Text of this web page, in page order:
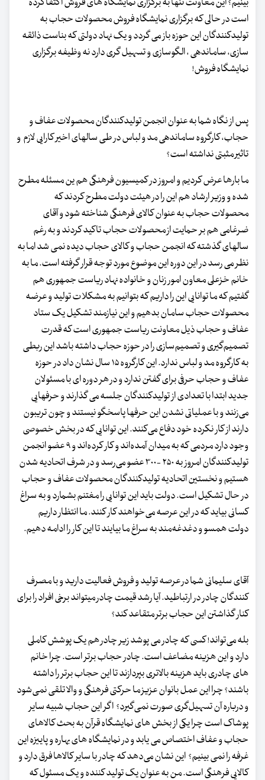
است در حالی که برگزاری نمایشگاه فروش محصولات حجاب به
تولیدکنندگان این حوزه باز می گردد و یک نهاد دولتی که بناست ذائقه
سازی، ساماندهی ، الگوسازی و تسهیل گری دارد نه وظیفه برگزاری
نمایشگاه فروش!
پس از نگاه شما به عنوان انجمن تولیدکنندگان محصولات عفاف و
حجاب، کارگروه ساماندهی مد و لباس در طی سالهای اخیر کارایی لازم و
تاثیر مثبتی نداشته است؟
ما بارها عرض کردیم و امروز در کمیسیون فرهنگی هم ین مسئله مطرح
شده و وزیر ارشاد هم این را در هیئت دولت مطرح کردند که
محصولات حجاب به عنوان کالای فرهنگی شناخته شود و آقای
ضرغامی هم بر حمایت از محصولات حجاب تاکید کردند و به رغم
سالهای گذشته که انجمن حجاب و کالای حجاب دیده نمی شد اما به
نظر می رسد در این دوره این موضوع مورد توجه قرار گرفته است. ما به
خانم خزعلی معاون امور زنان و خانواده نهاد ریاست جمهوری هم
گفتیم که ما توانایی این را داریم که بتوانیم به مشکلات تولید و عرضه
محصولات حجاب سامان بدهیم و این نیازمند تشکیل یک ستاد
عفاف و حجاب ذیل معاونت ریاست جمهوری است که قدرت
تصمیم‌گیری و تصمیم‌سازی را در حوزه حجاب داشته باشد این ربطی
به کارگروه مد و لباس ندارد. این کارگروه ۱۵ سال نشان داد در حوزه
عفاف و حجاب حرفی برای گفتن ندارد و در هر دوره ای با مسئولان
جدید ابتدا با تعدادی از تولیدکنندگان جلسه می گذارند و حرفهایی
می‌زنند و با عملیاتی نشدن این حرفها پاسخگو نیستند و چون تریبون
دارند از کار نکرده خود دفاع می‌کنند. این توانایی که در بخش خصوصی
وجود دارد مردمی که به میدان آمده‌اند و کار کرده‌اند و ۹ عضو انجمن
تولیدکنندگان امروز به ۲۵۰ -۳۰۰ عضو می‌رسد و در شرف اتحادیه شدن
هستیم و نخستین اتحادیه تولیدکنندگان محصولات عفاف و حجاب
در حال تشکیل است. دولت باید این توانایی را مغتنم بشمارد و به سراغ
کسانی بیاید که در این عرصه می‌خواهند کار کنند. ما انتظار داریم
دولت همسو و دغدغه‌مند به سراغ ما بیایند تا این کار را ادامه دهیم.
آقای سلیمانی شما در عرصه تولید و فروش فعالیت دارید و با مصرف
کنندگان چادر در ارتباطید. آیا رشد قیمت چادر میتواند برخی افراد را برای
کنار گذاشتن این حجاب برتر متقاعد کند؟
بله می‌تواند! کسی که چادر می پوشد زیر چادر هم یک پوشش کاملی
دارد و این هزینه مضاعف است. چادر حجاب برتر است. چرا خانم
های چادری باید هزینه بالاتری بپردازند تا این حجاب برتر را داشته
باشند؟ چرا این عمل بانوان عزیز ما حرکتی فرهنگی و والا تلقی نمی‌شود
و درباره آن تسهیل‌گری صورت نمی‌گیرد؟ اگر این حجاب شبیه سایر
پوشاک است چرا یکی از بخش های نمایشگاه قرآن به بحث کالاهای
حجاب و عفاف اختصاص می یابد و در نمایشگاه های بهاره و پاییزه این
غرفه را نمی بینیم؟ این نشان می‌دهد که چادر با سایر کالاها فرق دارد و
کالایی فرهنگی است. من به عنوان یک تولید کننده و یک مسئول که